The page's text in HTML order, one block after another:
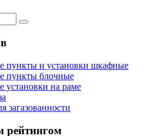
пункты и установки шкафные
пункты блочные
установки на раме
загазованности
рейтингом